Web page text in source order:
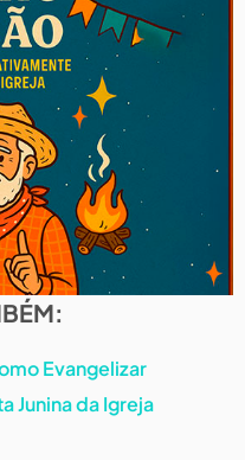
Evangelizar
Junina da Igreja